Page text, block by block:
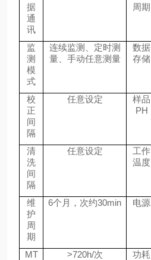
据
通
讯
周期
监
测
模
式
连续监测、定时测
量、手动任意测量
数据
存储
校
正
间
隔
任意设定
样品
PH
清
洗
间
隔
任意设定
工作
温度
维
护
周
期
6个月，次约30min 电源
MT
>720h/次 功耗